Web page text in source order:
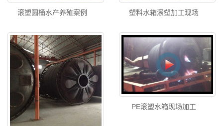
滚塑圆桶水产养殖案例 塑料水箱滚塑加工现场
PE滚塑水箱现场加工